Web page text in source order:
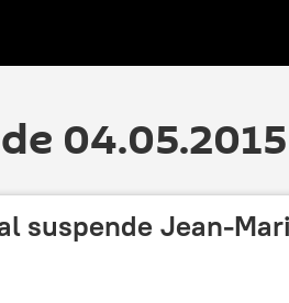
04.05.2015
suspende Jean-